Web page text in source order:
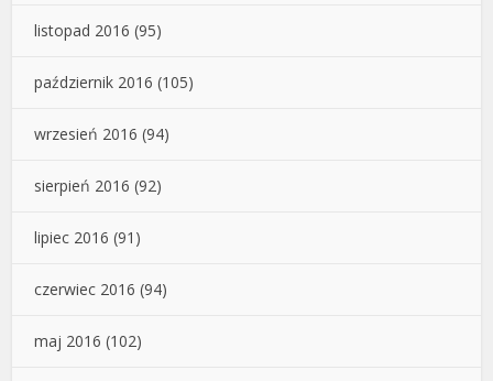
listopad 2016 (95)
październik 2016 (105)
wrzesień 2016 (94)
sierpień 2016 (92)
lipiec 2016 (91)
czerwiec 2016 (94)
maj 2016 (102)